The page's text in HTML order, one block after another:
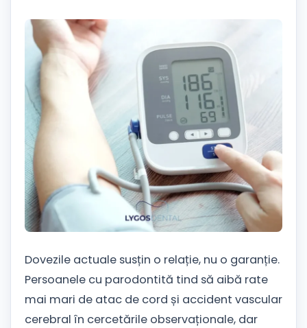
Dovezile actuale susțin o relație, nu o garanție.
Persoanele cu parodontită tind să aibă rate
mai mari de atac de cord și accident vascular
cerebral în cercetările observaționale, dar